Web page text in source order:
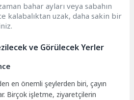
bahar ayları veya sabahın
kalabalıktan uzak, daha sakin bir
ve Görülecek Yerler
en önemli şeylerden biri, çayın
Birçok işletme, ziyaretçilerin